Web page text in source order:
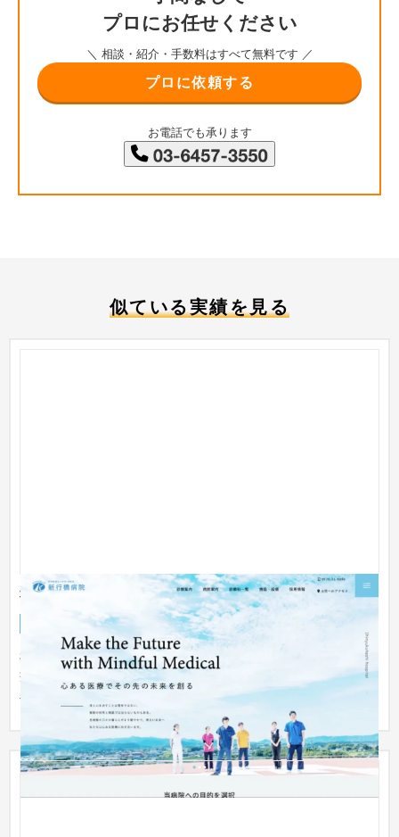
プロにお任せください
＼ 相談・紹介・手数料はすべて無料です ／
プロに依頼する
お電話でも承ります
似ている実績を見る
社会医療法人財団 池友会 新行橋病院様
病院 101〜150万円
福岡県行橋市にある総合病院「社会医療法人財団 池友会 新行橋
病院 様」サイトのリニューアルを担当させていただきました。